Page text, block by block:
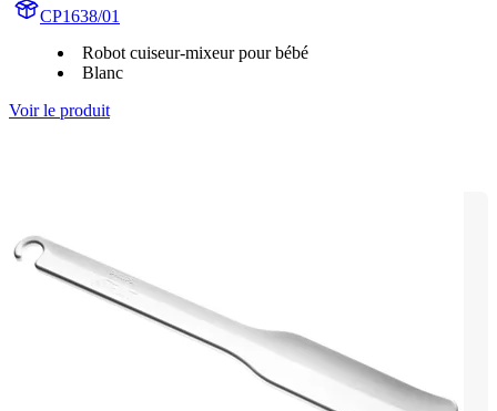
CP1638/01
Robot cuiseur-mixeur pour bébé
Blanc
Voir le produit